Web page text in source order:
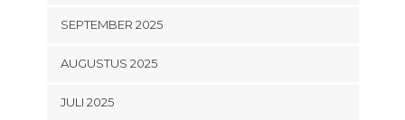
SEPTEMBER 2025
AUGUSTUS 2025
JULI 2025